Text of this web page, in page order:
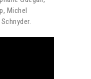
Michel